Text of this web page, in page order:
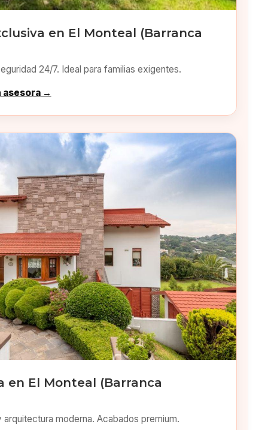
en El Monteal (Barranca
24/7. Ideal para familias exigentes.
asesora →
en El Monteal (Barranca
moderna. Acabados premium.